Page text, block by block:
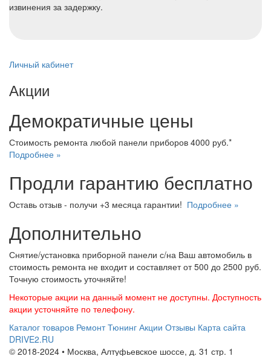
извинения за задержку.
Личный кабинет
Акции
Демократичные цены
Стоимость ремонта любой панели приборов 4000 руб.*
Подробнее »
Продли гарантию бесплатно
Оставь отзыв - получи +3 месяца гарантии! Подробнее »
Дополнительно
Снятие/установка приборной панели с/на Ваш автомобиль в
стоимость ремонта не входит и составляет от 500 до 2500 руб.
Точную стоимость уточняйте!
Некоторые акции на данный момент не доступны. Доступность
акции усточняйте по телефону.
Каталог товаров Ремонт Тюнинг Акции Отзывы Карта сайта
DRIVE2.RU
© 2018-2024 • Москва, Алтуфьевское шоссе, д. 31 стр. 1